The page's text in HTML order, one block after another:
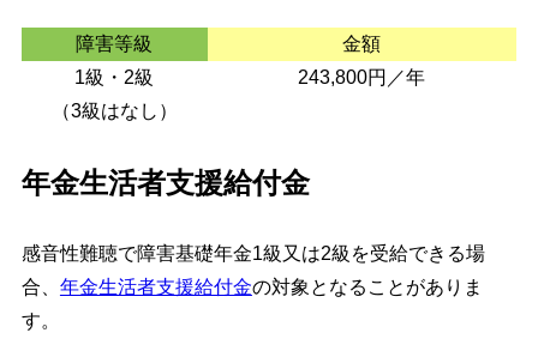
障害等級
金額
1級・2級
（3級はなし）
243,800円／年
年金生活者支援給付金
感音性難聴で障害基礎年金1級又は2級を受給できる場
合、 年金生活者支援給付金の対象となることがありま
す。